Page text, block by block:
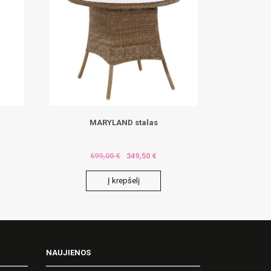
MARYLAND stalas
699,00€ 349,50 €
Į krepšelį
NAUJIENOS